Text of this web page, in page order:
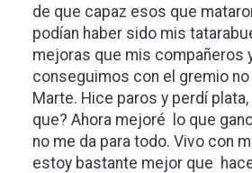
de que capaz esos que
podían haber sido mis
mejoras que mis compañeros
conseguimos con el gremio no
Marte. Hice paros y perdí
que? Ahora mejoré lo que
no me da para todo. Vivo con
estoy bastante mejor que